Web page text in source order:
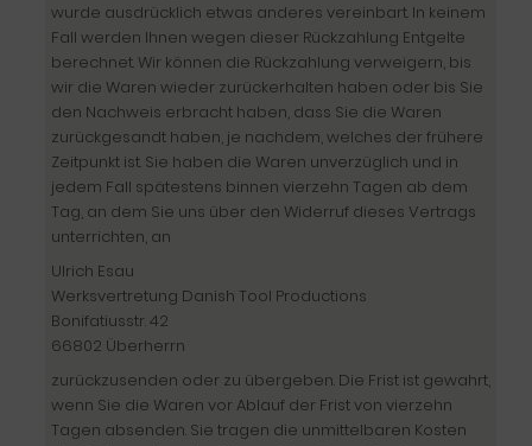
wurde ausdrücklich etwas anderes vereinbart. In keinem
Fall werden Ihnen wegen dieser Rückzahlung Entgelte
berechnet. Wir können die Rückzahlung verweigern, bis
wir die Waren wieder zurückerhalten haben oder bis Sie
den Nachweis erbracht haben, dass Sie die Waren
zurückgesandt haben, je nachdem, welches der frühere
Zeitpunkt ist. Sie haben die Waren unverzüglich und in
jedem Fall spätestens binnen vierzehn Tagen ab dem
Tag, an dem Sie uns über den Widerruf dieses Vertrags
unterrichten, an
Ulrich Esau
Werksvertretung Danish Tool Productions
Bonifatiusstr. 42
66802 Überherrn
zurückzusenden oder zu übergeben. Die Frist ist gewahrt,
wenn Sie die Waren vor Ablauf der Frist von vierzehn
Tagen absenden. Sie tragen die unmittelbaren Kosten